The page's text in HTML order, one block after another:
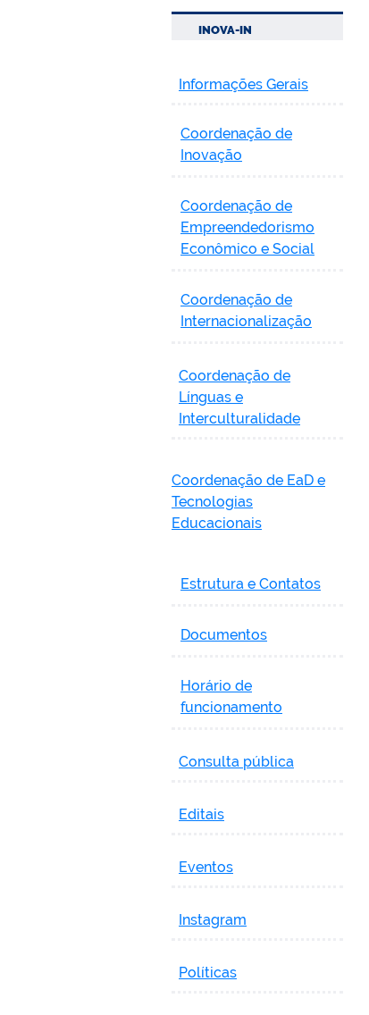
INOVA-IN
Informações Gerais
Coordenação de
Inovação
Coordenação de
Empreendedorismo
Econômico e Social
Coordenação de
Internacionalização
Coordenação de
Línguas e
Interculturalidade
Coordenação de EaD e
Tecnologias
Educacionais
Estrutura e Contatos
Documentos
Horário de
funcionamento
Consulta pública
Editais
Eventos
Instagram
Políticas